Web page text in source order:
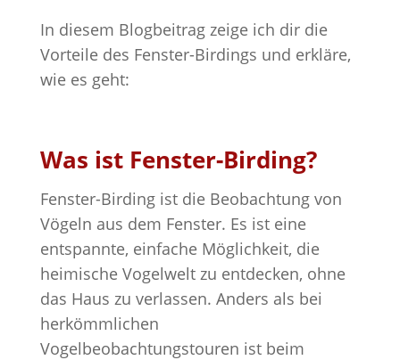
In diesem Blogbeitrag zeige ich dir die
Vorteile des Fenster-Birdings und erkläre,
wie es geht:
Was ist Fenster-Birding?
Fenster-Birding ist die Beobachtung von
Vögeln aus dem Fenster. Es ist eine
entspannte, einfache Möglichkeit, die
heimische Vogelwelt zu entdecken, ohne
das Haus zu verlassen. Anders als bei
herkömmlichen
Vogelbeobachtungstouren ist beim